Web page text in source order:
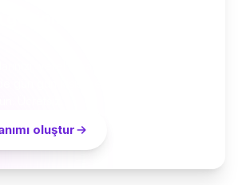
oluştur